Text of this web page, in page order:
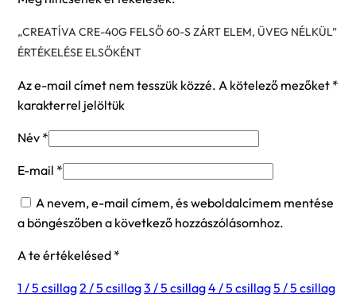
„CREATÍVA CRE-40G FELSŐ 60-S ZÁRT ELEM, ÜVEG NÉLKÜL”
ÉRTÉKELÉSE ELSŐKÉNT
Az e-mail címet nem tesszük közzé. A kötelező mezőket *
karakterrel jelöltük
Név *
E-mail *
A nevem, e-mail címem, és weboldalcímem mentése
a böngészőben a következő hozzászólásomhoz.
A te értékelésed *
1 / 5 csillag2 / 5 csillag3 / 5 csillag4 / 5 csillag5 / 5 csillag